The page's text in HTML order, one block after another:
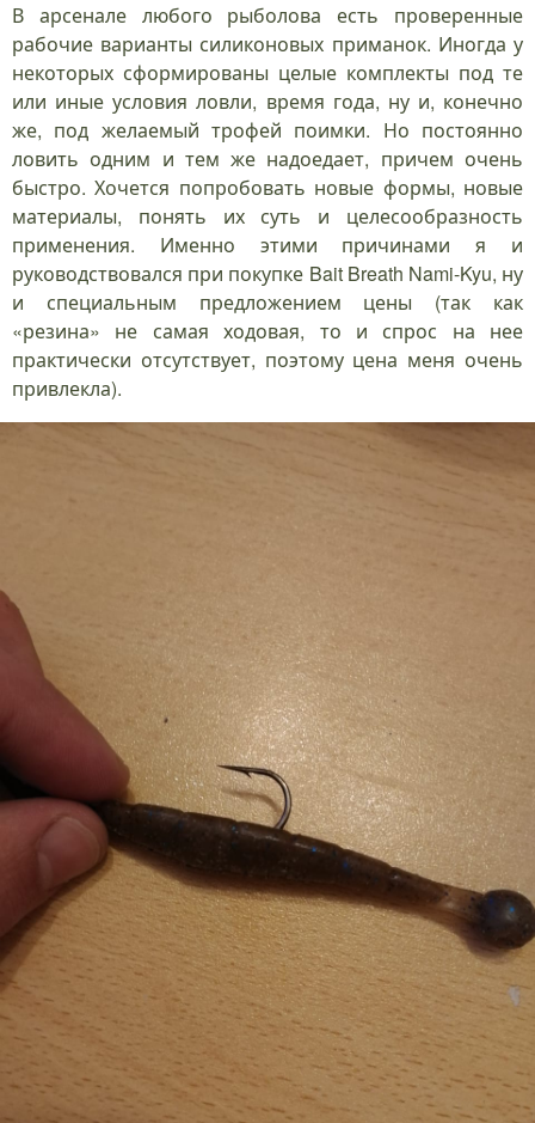
В арсенале любого рыболова есть проверенные
рабочие варианты силиконовых приманок. Иногда у
некоторых сформированы целые комплекты под те
или иные условия ловли, время года, ну и, конечно
же, под желаемый трофей поимки. Но постоянно
ловить одним и тем же надоедает, причем очень
быстро. Хочется попробовать новые формы, новые
материалы, понять их суть и целесообразность
применения. Именно этими причинами я и
руководствовался при покупке Bait Breath Nami-Kyu, ну
и специальным предложением цены (так как
«резина» не самая ходовая, то и спрос на нее
практически отсутствует, поэтому цена меня очень
привлекла).